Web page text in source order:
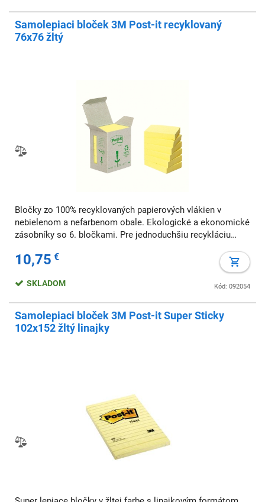
Samolepiaci bloček 3M Post-it recyklovaný
76x76 žltý
Bločky zo 100% recyklovaných papierových vlákien v
nebielenom a nefarbenom obale. Ekologické a ekonomické
zásobníky so 6. bločkami. Pre jednoduchšiu recykláciu
76x76 mm Počet lístkov: 6x100
10,75 €
Kód: 092054
SKLADOM
Samolepiaci bloček 3M Post-it Super Sticky
102x152 žltý linajky